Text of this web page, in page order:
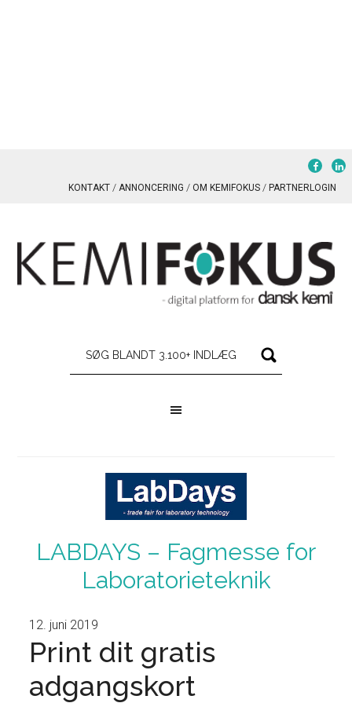
KONTAKT ANNONCERING OM KEMIFOKUS PARTNERLOGIN
LABDAYS – Fagmesse for
Laboratorieteknik
12. juni 2019
Print dit gratis
adgangskort